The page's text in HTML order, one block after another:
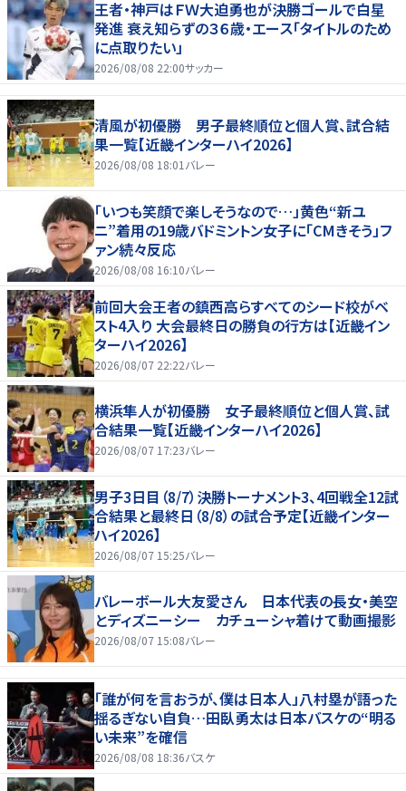
王者・神戸はＦＷ大迫勇也が決勝ゴールで白星
発進 衰え知らずの３６歳・エース「タイトルのため
に点取りたい」
2026/08/08 22:00サッカー
清風が初優勝 男子最終順位と個人賞、試合結
果一覧【近畿インターハイ2026】
2026/08/08 18:01 バレー
「いつも笑顔で楽しそうなので…」黄色“新ユ
ニ”着用の19歳バドミントン女子に「CMきそう」フ
ァン続々反応
2026/08/08 16:10バレー
前回大会王者の鎮西高らすべてのシード校がベ
スト4入り 大会最終日の勝負の行方は【近畿イン
ターハイ2026】
2026/08/07 22:22バレー
横浜隼人が初優勝 女子最終順位と個人賞、試
合結果一覧【近畿インターハイ2026】
2026/08/07 17:23バレー
男子3日目（8/7）決勝トーナメント3、4回戦全12試
合結果と最終日（8/8）の試合予定【近畿インター
ハイ2026】
2026/08/07 15:25バレー
バレーボール大友愛さん 日本代表の長女・美空
とディズニーシー カチューシャ着けて動画撮影
2026/08/07 15:08バレー
「誰が何を言おうが、僕は日本人」八村塁が語った
揺るぎない自負…田臥勇太は日本バスケの“明る
い未来”を確信
2026/08/08 18:36バスケ